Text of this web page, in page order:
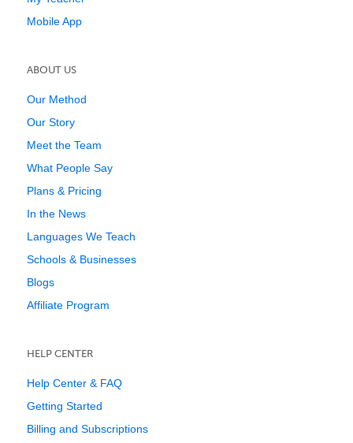
Mobile App
ABOUT US
Our Method
Our Story
Meet the Team
What People Say
Plans & Pricing
In the News
Languages We Teach
Schools & Businesses
Blogs
Affiliate Program
HELP CENTER
Help Center & FAQ
Getting Started
Billing and Subscriptions